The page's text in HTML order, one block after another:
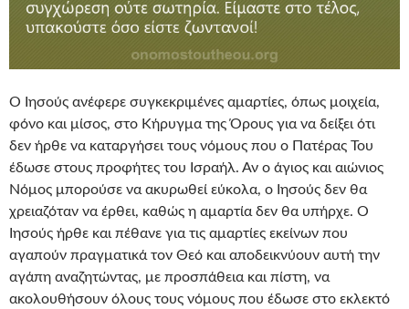
Ο Ιησούς ανέφερε συγκεκριμένες αμαρτίες, όπως μοιχεία,
φόνο και μίσος, στο Κήρυγμα της Όρους για να δείξει ότι
δεν ήρθε να καταργήσει τους νόμους που ο Πατέρας Του
έδωσε στους προφήτες του Ισραήλ. Αν ο άγιος και αιώνιος
Νόμος μπορούσε να ακυρωθεί εύκολα, ο Ιησούς δεν θα
χρειαζόταν να έρθει, καθώς η αμαρτία δεν θα υπήρχε. Ο
Ιησούς ήρθε και πέθανε για τις αμαρτίες εκείνων που
αγαπούν πραγματικά τον Θεό και αποδεικνύουν αυτή την
αγάπη αναζητώντας, με προσπάθεια και πίστη, να
ακολουθήσουν όλους τους νόμους που έδωσε στο εκλεκτό